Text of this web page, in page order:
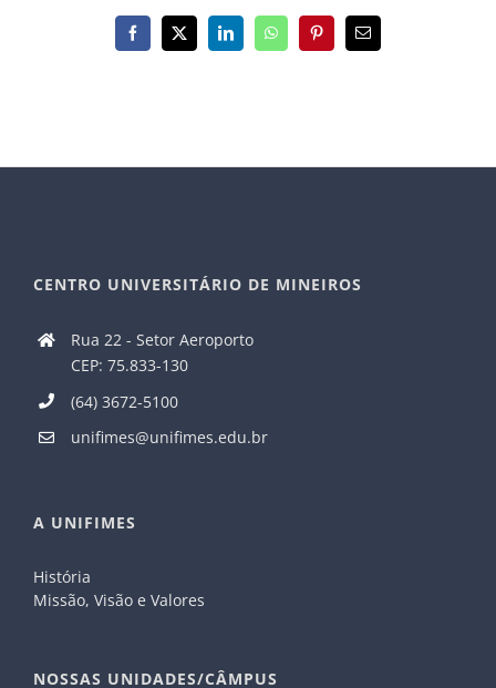
Facebook
X LinkedInWhatsAppPinterest
E-
mail
CENTRO UNIVERSITÁRIO DE MINEIROS
Rua 22 - Setor Aeroporto
CEP: 75.833-130
(64) 3672-5100
unifimes@unifimes.edu.br
A UNIFIMES
História
Missão, Visão e Valores
NOSSAS UNIDADES/CÂMPUS